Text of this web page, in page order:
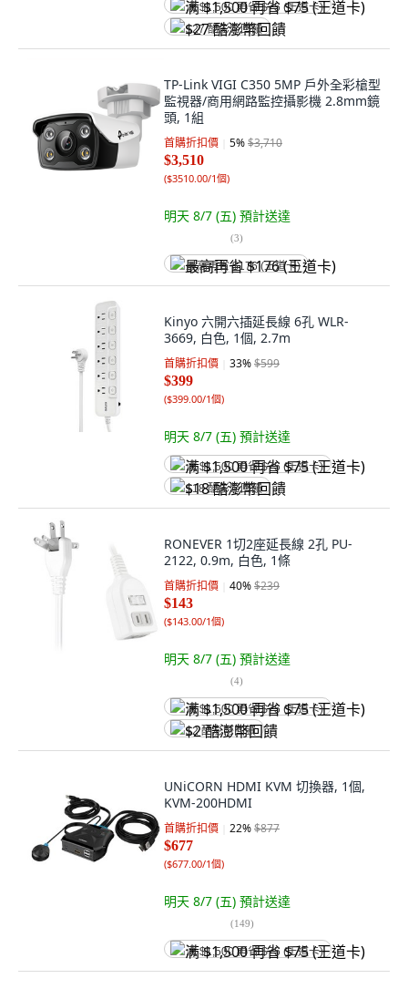
满 $1,500 再省 $75 (王道卡)
$27 酷澎幣回饋
TP-Link VIGI C350 5MP 戶外全彩槍型
監視器/商用網路監控攝影機 2.8mm鏡
頭, 1組
首購折扣價 5%$3,710
$3,510
($3510.00/1個)
明天 8/7 (五) 預計送達
(3)
最高再省 $176 (王道卡)
Kinyo 六開六插延長線 6孔 WLR-
3669, 白色, 1個, 2.7m
首購折扣價 33%$599
$399
($399.00/1個)
明天 8/7 (五) 預計送達
满 $1,500 再省 $75 (王道卡)
$18 酷澎幣回饋
RONEVER 1切2座延長線 2孔 PU-
2122, 0.9m, 白色, 1條
首購折扣價 40%$239
$143
($143.00/1個)
明天 8/7 (五) 預計送達
(4)
满 $1,500 再省 $75 (王道卡)
$2 酷澎幣回饋
UNiCORN HDMI KVM 切換器, 1個,
KVM-200HDMI
首購折扣價 22%$877
$677
($677.00/1個)
明天 8/7 (五) 預計送達
(149)
满 $1,500 再省 $75 (王道卡)